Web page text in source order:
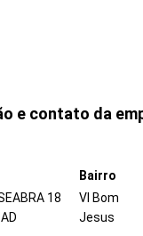
e contato da
18
Bairro
Vl Bom
Jesus